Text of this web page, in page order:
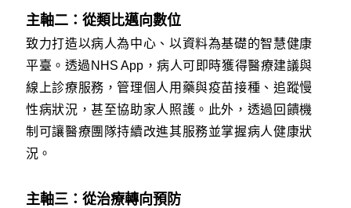
主軸二：從類比邁向數位
致力打造以病人為中心、以資料為基礎的智慧健康
平臺。透過NHS App，病人可即時獲得醫療建議與
線上診療服務，管理個人用藥與疫苗接種、追蹤慢
性病狀況，甚至協助家人照護。此外，透過回饋機
制可讓醫療團隊持續改進其服務並掌握病人健康狀
況。
主軸三：從治療轉向預防